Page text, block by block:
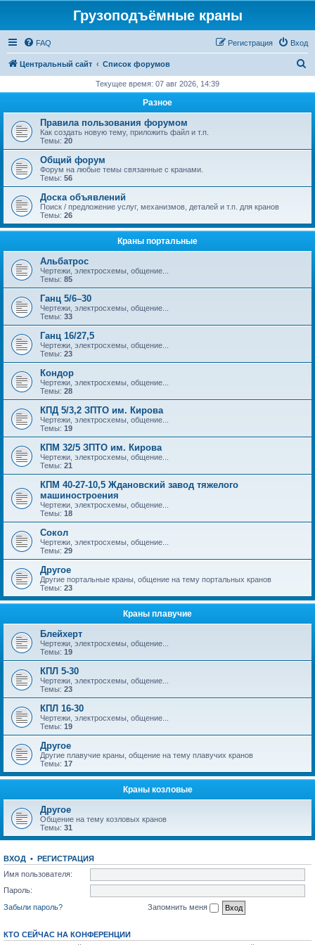
Грузоподъёмные краны
FAQ Вход
Регистрация
Центральный сайт Список форумов
с
Текущее время: 07 авг 2026, 14:39
Разное
Правила пользования форумом
Как создать новую тему, приложить файл и т.п.
Темы: 20
Общий форум
Форум на любые темы связанные с кранами.
Темы: 56
Доска объявлений
Поиск / предложение услуг, механизмов, деталей и т.п. для кранов
Темы: 26
Краны портальные
Альбатрос
Чертежи, электросхемы, общение...
Темы: 85
Ганц 5/6–30
Чертежи, электросхемы, общение...
Темы: 33
Ганц 16/27,5
Чертежи, электросхемы, общение...
Темы: 23
Кондор
Чертежи, электросхемы, общение...
Темы: 28
КПД 5/3,2 ЗПТО им. Кирова
Чертежи, электросхемы, общение...
Темы: 19
КПМ 32/5 ЗПТО им. Кирова
Чертежи, электросхемы, общение...
Темы: 21
КПМ 40-27-10,5 Ждановский завод тяжелого
машиностроения
Чертежи, электросхемы, общение...
Темы: 18
Сокол
Чертежи, электросхемы, общение...
Темы: 29
Другое
Другие портальные краны, общение на тему портальных кранов
Темы: 23
Краны плавучие
Блейхерт
Чертежи, электросхемы, общение...
Темы: 19
КПЛ 5-30
Чертежи, электросхемы, общение...
Темы: 23
КПЛ 16-30
Чертежи, электросхемы, общение...
Темы: 19
Другое
Другие плавучие краны, общение на тему плавучих кранов
Темы: 17
Краны козловые
Другое
Общение на тему козловых кранов
Темы: 31
ВХОД • РЕГИСТРАЦИЯ
Имя пользователя:
Пароль:
Забыли пароль?
Запомнить меня
КТО СЕЙЧАС НА КОНФЕРЕНЦИИ